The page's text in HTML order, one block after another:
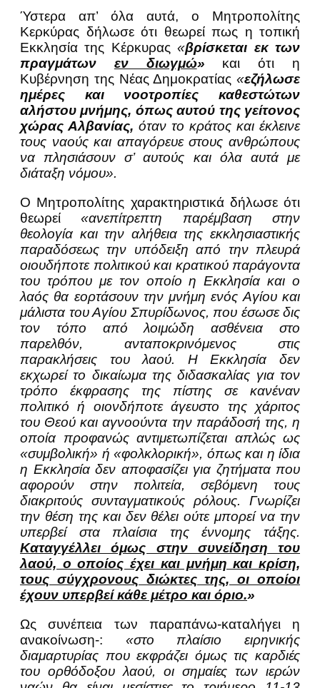
Ύστερα απ’ όλα αυτά, ο Μητροπολίτης
Κερκύρας δήλωσε ότι θεωρεί πως η τοπική
Εκκλησία της Κέρκυρας«βρίσκεται εκ των
πραγμάτων εν διωγμώ» και ότι η
Κυβέρνηση της Νέας Δημοκρατίας «εζήλωσε
ημέρες και νοοτροπίες καθεστώτων
αλήστου μνήμης, όπως αυτού της γείτονος
χώρας Αλβανίας, όταν το κράτος και έκλεινε
τους ναούς και απαγόρευε στους ανθρώπους
να πλησιάσουν σ’ αυτούς και όλα αυτά με
διάταξη νόμου».
Ο Μητροπολίτης χαρακτηριστικά δήλωσε ότι
θεωρεί«ανεπίτρεπτη παρέμβαση στην
θεολογία και την αλήθεια της εκκλησιαστικής
παραδόσεως την υπόδειξη από την πλευρά
οιουδήποτε πολιτικού και κρατικού παράγοντα
του τρόπου με τον οποίο η Εκκλησία και ο
λαός θα εορτάσουν την μνήμη ενός Αγίου και
μάλιστα του Αγίου Σπυρίδωνος, που έσωσε δις
τον τόπο από λοιμώδη ασθένεια στο
παρελθόν, ανταποκρινόμενος στις
παρακλήσεις του λαού. Η Εκκλησία δεν
εκχωρεί το δικαίωμα της διδασκαλίας για τον
τρόπο έκφρασης της πίστης σε κανέναν
πολιτικό ή οιονδήποτε άγευστο της χάριτος
του Θεού και αγνοούντα την παράδοσή της, η
οποία προφανώς αντιμετωπίζεται απλώς ως
«συμβολική» ή «φολκλορική», όπως και η ίδια
η Εκκλησία δεν αποφασίζει για ζητήματα που
αφορούν στην πολιτεία, σεβόμενη τους
διακριτούς συνταγματικούς ρόλους. Γνωρίζει
την θέση της και δεν θέλει ούτε μπορεί να την
υπερβεί στα πλαίσια της έννομης τάξης.
Καταγγέλλει όμως στην συνείδηση του
λαού, ο οποίος έχει και μνήμη και κρίση,
τους σύγχρονους διώκτες της, οι οποίοι
έχουν υπερβεί κάθε μέτρο και όριο.»
Ως συνέπεια των παραπάνω-καταλήγει η
ανακοίνωση-: «στο πλαίσιο ειρηνικής
διαμαρτυρίας που εκφράζει όμως τις καρδιές
του ορθόδοξου λαού, οι σημαίες των ιερών